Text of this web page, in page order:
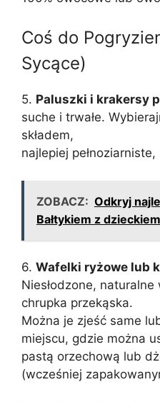
Coś do
Sycące)
5. Paluszki i krakersy
suche i trwałe.
składem,
najlepiej
ZOBACZ: Odkryj
Bałtykiem z dzieckiem
6. Wafelki ryżowe lub
Niesłodzone,
chrupka przekąska.
Można je zjeść same
miejscu, gdzie można
pastą orzechową lub
(wcześniej